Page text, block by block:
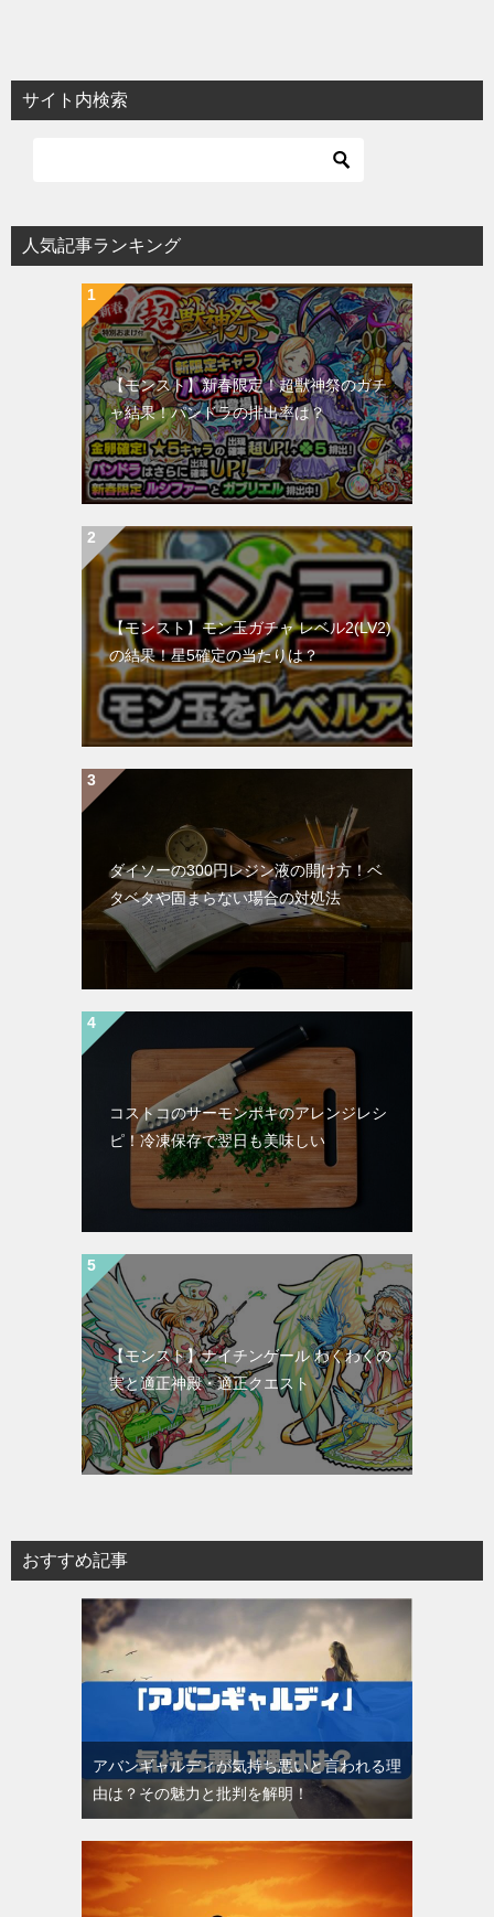
サイト内検索
人気記事ランキング
【モンスト】新春限定！超獣神祭のガチ
ャ結果！パンドラの排出率は？
【モンスト】モン玉ガチャ レベル2(LV2)
の結果！星5確定の当たりは？
ダイソーの300円レジン液の開け方！ベ
タベタや固まらない場合の対処法
コストコのサーモンポキのアレンジレシ
ピ！冷凍保存で翌日も美味しい
【モンスト】ナイチンゲール わくわくの
実と適正神殿・適正クエスト
おすすめ記事
アバンギャルディが気持ち悪いと言われる理
由は？その魅力と批判を解明！